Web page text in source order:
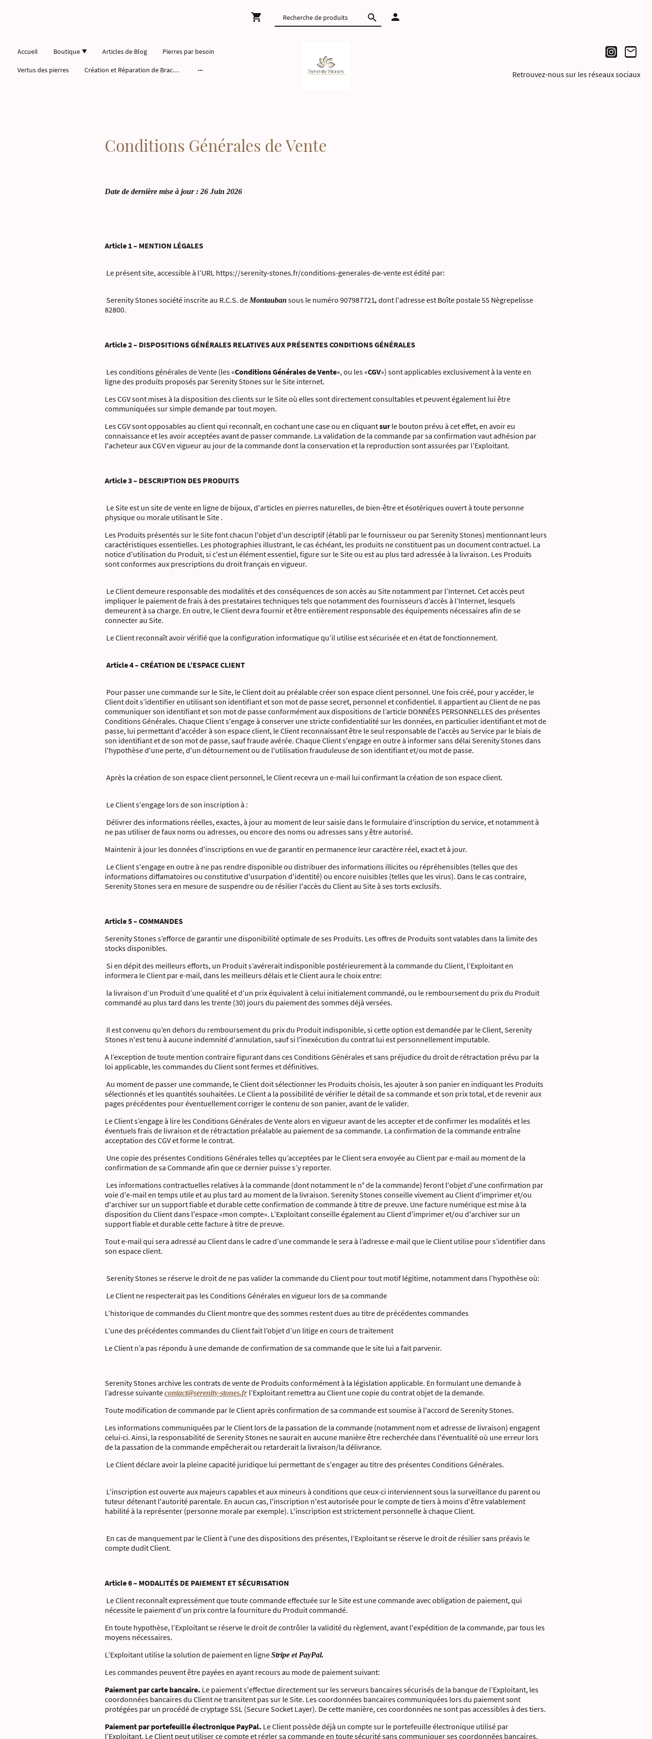
Accueil Boutique Articles de Blog Pierres par besoin
Vertus des pierres Création et Réparation de Bracelets Pierres Retrouvez-nous sur les réseaux sociaux
Conditions Générales de Vente
Date de dernière mise à jour : 26 Juin 2026
Article 1 – MENTION LÉGALES
Le présent site, accessible à l’URL https://serenity-stones.fr/conditions-generales-de-vente est édité par:
Serenity Stones société inscrite au R.C.S. de Montauban sous le numéro 907987721, dont l'adresse est Boîte postale 55 Nègrepelisse
82800.
Article 2 – DISPOSITIONS GÉNÉRALES RELATIVES AUX PRÉSENTES CONDITIONS GÉNÉRALES
Les conditions générales de Vente (les «Conditions Générales de Vente», ou les «CGV») sont applicables exclusivement à la vente en
ligne des produits proposés par Serenity Stones sur le Site internet.
Les CGV sont mises à la disposition des clients sur le Site où elles sont directement consultables et peuvent également lui être
communiquées sur simple demande par tout moyen.
Les CGV sont opposables au client qui reconnaît, en cochant une case ou en cliquantsurle bouton prévu à cet effet, en avoir eu
connaissance et les avoir acceptées avant de passer commande. La validation de la commande par sa confirmation vaut adhésion par
l'acheteur aux CGV en vigueur au jour de la commande dont la conservation et la reproduction sont assurées par l’Exploitant.
Article 3 – DESCRIPTION DES PRODUITS
Le Site est un site de vente en ligne de bijoux, d'articles en pierres naturelles, de bien-être et ésotériques ouvert à toute personne
physique ou morale utilisant le Site .
Les Produits présentés sur le Site font chacun l'objet d'un descriptif (établi par le fournisseur ou par Serenity Stones) mentionnant leurs
caractéristiques essentielles. Les photographies illustrant, le cas échéant, les produits ne constituent pas un document contractuel. La
notice d'utilisation du Produit, si c'est un élément essentiel, figure sur le Site ou est au plus tard adressée à la livraison. Les Produits
sont conformes aux prescriptions du droit français en vigueur.
Le Client demeure responsable des modalités et des conséquences de son accès au Site notamment par l’Internet. Cet accès peut
impliquer le paiement de frais à des prestataires techniques tels que notamment des fournisseurs d’accès à l’Internet, lesquels
demeurent à sa charge. En outre, le Client devra fournir et être entièrement responsable des équipements nécessaires afin de se
connecter au Site.
Le Client reconnaît avoir vérifié que la configuration informatique qu’il utilise est sécurisée et en état de fonctionnement.
Article 4 – CRÉATION DE L’ESPACE CLIENT
Pour passer une commande sur le Site, le Client doit au préalable créer son espace client personnel. Une fois créé, pour y accéder, le
Client doit s’identifier en utilisant son identifiant et son mot de passe secret, personnel et confidentiel. Il appartient au Client de ne pas
communiquer son identifiant et son mot de passe conformément aux dispositions de l’article DONNÉES PERSONNELLES des présentes
Conditions Générales. Chaque Client s'engage à conserver une stricte confidentialité sur les données, en particulier identifiant et mot de
passe, lui permettant d'accéder à son espace client, le Client reconnaissant être le seul responsable de l'accès au Service par le biais de
son identifiant et de son mot de passe, sauf fraude avérée. Chaque Client s'engage en outre à informer sans délai Serenity Stones dans
l'hypothèse d'une perte, d'un détournement ou de l'utilisation frauduleuse de son identifiant et/ou mot de passe.
Après la création de son espace client personnel, le Client recevra un e-mail lui confirmant la création de son espace client.
Le Client s'engage lors de son inscription à :
Délivrer des informations réelles, exactes, à jour au moment de leur saisie dans le formulaire d'inscription du service, et notamment à
ne pas utiliser de faux noms ou adresses, ou encore des noms ou adresses sans y être autorisé.
Maintenir à jour les données d'inscriptions en vue de garantir en permanence leur caractère réel, exact et à jour.
Le Client s'engage en outre à ne pas rendre disponible ou distribuer des informations illicites ou répréhensibles (telles que des
informations diffamatoires ou constitutive d'usurpation d'identité) ou encore nuisibles (telles que les virus). Dans le cas contraire,
Serenity Stones sera en mesure de suspendre ou de résilier l'accès du Client au Site à ses torts exclusifs.
Article 5 – COMMANDES
Serenity Stones s’efforce de garantir une disponibilité optimale de ses Produits. Les offres de Produits sont valables dans la limite des
stocks disponibles.
Si en dépit des meilleurs efforts, un Produit s’avérerait indisponible postérieurement à la commande du Client, l’Exploitant en
informera le Client par e-mail, dans les meilleurs délais et le Client aura le choix entre:
la livraison d’un Produit d’une qualité et d’un prix équivalent à celui initialement commandé, ou le remboursement du prix du Produit
commandé au plus tard dans les trente (30) jours du paiement des sommes déjà versées.
Il est convenu qu’en dehors du remboursement du prix du Produit indisponible, si cette option est demandée par le Client, Serenity
Stones n'est tenu à aucune indemnité d'annulation, sauf si l'inexécution du contrat lui est personnellement imputable.
A l’exception de toute mention contraire figurant dans ces Conditions Générales et sans préjudice du droit de rétractation prévu par la
loi applicable, les commandes du Client sont fermes et définitives.
Au moment de passer une commande, le Client doit sélectionner les Produits choisis, les ajouter à son panier en indiquant les Produits
sélectionnés et les quantités souhaitées. Le Client a la possibilité de vérifier le détail de sa commande et son prix total, et de revenir aux
pages précédentes pour éventuellement corriger le contenu de son panier, avant de le valider.
Le Client s’engage à lire les Conditions Générales de Vente alors en vigueur avant de les accepter et de confirmer les modalités et les
éventuels frais de livraison et de rétractation préalable au paiement de sa commande. La confirmation de la commande entraîne
acceptation des CGV et forme le contrat.
Une copie des présentes Conditions Générales telles qu’acceptées par le Client sera envoyée au Client par e-mail au moment de la
confirmation de sa Commande afin que ce dernier puisse s’y reporter.
Les informations contractuelles relatives à la commande (dont notamment le n° de la commande) feront l'objet d'une confirmation par
voie d'e-mail en temps utile et au plus tard au moment de la livraison. Serenity Stones conseille vivement au Client d'imprimer et/ou
d'archiver sur un support fiable et durable cette confirmation de commande à titre de preuve. Une facture numérique est mise à la
disposition du Client dans l'espace «mon compte». L’Exploitant conseille également au Client d'imprimer et/ou d'archiver sur un
support fiable et durable cette facture à titre de preuve.
Tout e-mail qui sera adressé au Client dans le cadre d’une commande le sera à l’adresse e-mail que le Client utilise pour s’identifier dans
son espace client.
Serenity Stones se réserve le droit de ne pas valider la commande du Client pour tout motif légitime, notamment dans l’hypothèse où:
Le Client ne respecterait pas les Conditions Générales en vigueur lors de sa commande
L’historique de commandes du Client montre que des sommes restent dues au titre de précédentes commandes
L’une des précédentes commandes du Client fait l’objet d’un litige en cours de traitement
Le Client n’a pas répondu à une demande de confirmation de sa commande que le site lui a fait parvenir.
Serenity Stones archive les contrats de vente de Produits conformément à la législation applicable. En formulant une demande à
l’adresse suivantecontact@serenity-stones.fr l’Exploitant remettra au Client une copie du contrat objet de la demande.
Toute modification de commande par le Client après confirmation de sa commande est soumise à l'accord de Serenity Stones.
Les informations communiquées par le Client lors de la passation de la commande (notamment nom et adresse de livraison) engagent
celui-ci. Ainsi, la responsabilité de Serenity Stones ne saurait en aucune manière être recherchée dans l'éventualité où une erreur lors
de la passation de la commande empêcherait ou retarderait la livraison/la délivrance.
Le Client déclare avoir la pleine capacité juridique lui permettant de s'engager au titre des présentes Conditions Générales.
L'inscription est ouverte aux majeurs capables et aux mineurs à conditions que ceux-ci interviennent sous la surveillance du parent ou
tuteur détenant l'autorité parentale. En aucun cas, l'inscription n'est autorisée pour le compte de tiers à moins d'être valablement
habilité à la représenter (personne morale par exemple). L'inscription est strictement personnelle à chaque Client.
En cas de manquement par le Client à l'une des dispositions des présentes, l’Exploitant se réserve le droit de résilier sans préavis le
compte dudit Client.
Article 6 – MODALITÉS DE PAIEMENT ET SÉCURISATION
Le Client reconnaît expressément que toute commande effectuée sur le Site est une commande avec obligation de paiement, qui
nécessite le paiement d’un prix contre la fourniture du Produit commandé.
En toute hypothèse, l’Exploitant se réserve le droit de contrôler la validité du règlement, avant l'expédition de la commande, par tous les
moyens nécessaires.
L’Exploitant utilise la solution de paiement en ligneStripe et PayPal.
Les commandes peuvent être payées en ayant recours au mode de paiement suivant:
Paiement par carte bancaire. Le paiement s'effectue directement sur les serveurs bancaires sécurisés de la banque de l’Exploitant, les
coordonnées bancaires du Client ne transitent pas sur le Site. Les coordonnées bancaires communiquées lors du paiement sont
protégées par un procédé de cryptage SSL (Secure Socket Layer). De cette manière, ces coordonnées ne sont pas accessibles à des tiers.
Paiement par portefeuille électronique PayPal. Le Client possède déjà un compte sur le portefeuille électronique utilisé par
l’Exploitant. Le Client peut utiliser ce compte et régler sa commande en toute sécurité sans communiquer ses coordonnées bancaires.